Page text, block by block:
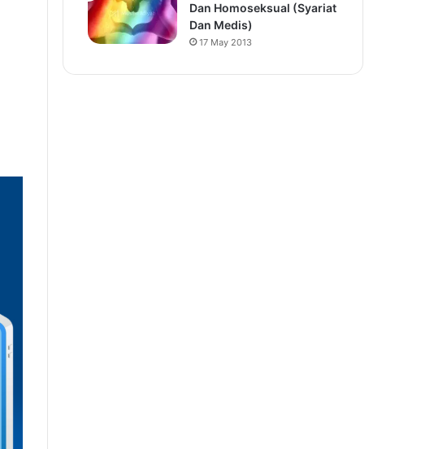
Dan Homoseksual (Syariat
Dan Medis)
17 May 2013